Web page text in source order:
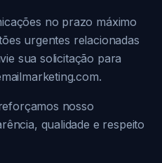
no prazo máximo
urgentes relacionadas
sua solicitação para
nosso
qualidade e respeito